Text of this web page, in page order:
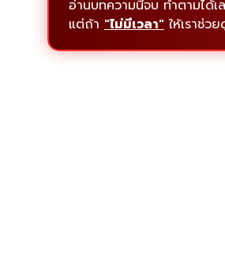
อ่านบทความนี้จบ ทำตามได้เ
แต่ถ้า "ไม่มีเวลา" ให้เราช่ว